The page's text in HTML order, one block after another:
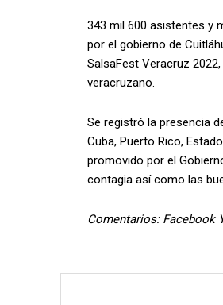
343 mil 600 asistentes y
por el gobierno de
SalsaFest Veracruz
veracruzano.
Se registró la presencia
Cuba, Puerto Rico,
promovido por el
contagia así como las
Comentarios: Facebook